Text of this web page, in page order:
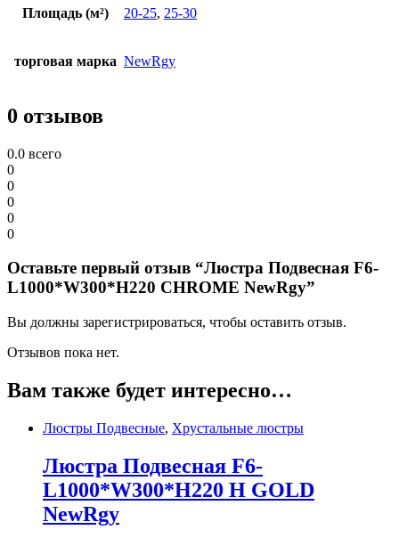
Площадь (м²) 20-25, 25-30
торговая марка NewRgy
0 отзывов
0.0 всего
0
0
0
0
0
Оставьте первый отзыв “Люстра Подвесная F6-
L1000*W300*H220 CHROME NewRgy”
Вы должны зарегистрироваться, чтобы оставить отзыв.
Отзывов пока нет.
Вам также будет интересно…
Люстры Подвесные, Хрустальные люстры
Люстра Подвесная F6-
L1000*W300*H220 H GOLD
NewRgy